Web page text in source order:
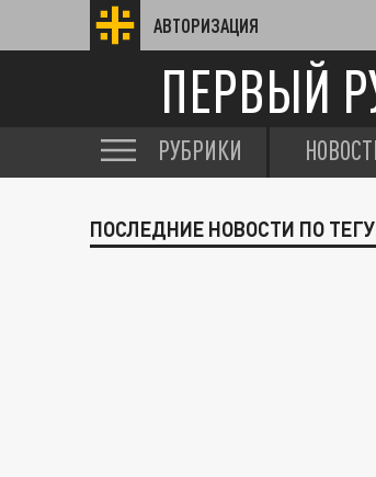
АВТОРИЗАЦИЯ
ПЕРВЫЙ
РУБРИКИ
ПОСЛЕДНИЕ НОВОСТИ ПО